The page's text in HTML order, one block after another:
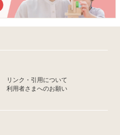
リンク・引用について
利用者さまへのお願い